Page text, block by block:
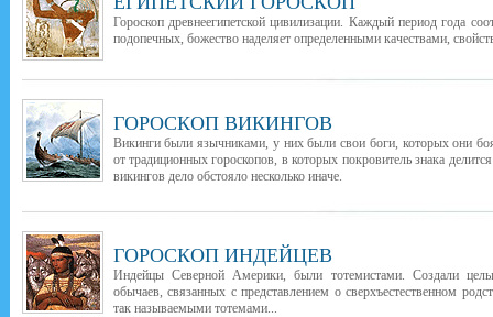
Гороскоп древнеегипетской цивилизации. Каждый период года
подопечных, божество наделяет определенными качествами,
ГОРОСКОП ВИКИНГОВ
Викинги были язычниками, у них были свои боги, которых они
от традиционных гороскопов, в которых покровитель знака
викингов дело обстояло несколько иначе.
ГОРОСКОП ИНДЕЙЦЕВ
Индейцы Северной Америки, были тотемистами. Создали
обычаев, связанных с представлением о сверхъестественном
так называемыми тотемами...